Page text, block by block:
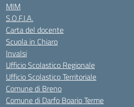
MIM
S.O.F.I.A.
Carta del docente
Scuola in Chiaro
Invalsi
Ufficio Scolastico Regionale
Ufficio Scolastico Territoriale
Comune di Breno
Comune di Darfo Boario Terme